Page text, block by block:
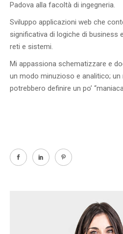
Padova alla facoltà di ingegneria.
Sviluppo applicazioni web che
significativa di logiche di business
reti e sistemi.
Mi appassiona schematizzare e
un modo minuzioso e analitico;
potrebbero definire un po’